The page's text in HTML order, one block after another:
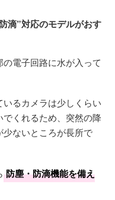
滴”対応のモデルがおす
電子回路に水が入って
るカメラは少しくらい
くれるため、突然の降
ないところが長所で
防塵・防滴機能を備え